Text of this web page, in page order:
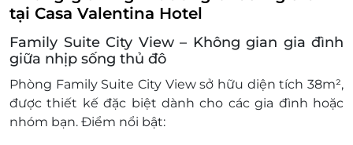
khách
Voucher/e-Coupon
e-Voucher/e-Coupon không có giá trị quy đổi
thành tiền mặt, không trả lại tiền thừa
Không áp dụng đồng thời với chương trình
khuyến mại khác.
tại Casa Valentina Hotel
Family Suite City View – Không gian gia đình
giữa nhịp sống thủ đô
Phòng Family Suite City Viewsở hữu diện tích 38m²,
được thiết kế đặc biệt dành cho các gia đình hoặc
nhóm bạn. Điểm nổi bật: